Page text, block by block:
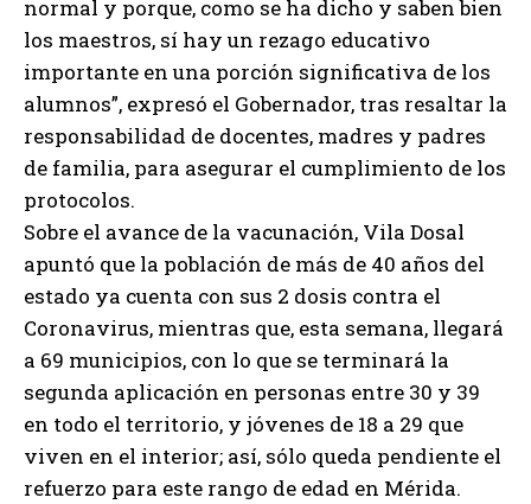
normal y porque, como se ha dicho y saben bien
los maestros, sí hay un rezago educativo
importante en una porción significativa de los
alumnos”, expresó el Gobernador, tras resaltar la
responsabilidad de docentes, madres y padres
de familia, para asegurar el cumplimiento de los
protocolos.
Sobre el avance de la vacunación, Vila Dosal
apuntó que la población de más de 40 años del
estado ya cuenta con sus 2 dosis contra el
Coronavirus, mientras que, esta semana, llegará
a 69 municipios, con lo que se terminará la
segunda aplicación en personas entre 30 y 39
en todo el territorio, y jóvenes de 18 a 29 que
viven en el interior; así, sólo queda pendiente el
refuerzo para este rango de edad en Mérida.